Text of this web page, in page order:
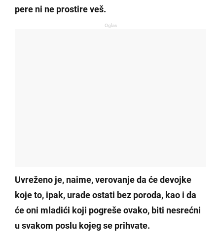
pere ni ne prostire veš.
Oglas
Uvreženo je, naime, verovanje da će devojke
koje to, ipak, urade ostati bez poroda, kao i da
će oni mladići koji pogreše ovako, biti nesrećni
u svakom poslu kojeg se prihvate.